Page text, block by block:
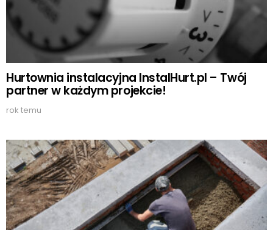
Hurtownia instalacyjna InstalHurt.pl – Twój
partner w każdym projekcie!
rok temu